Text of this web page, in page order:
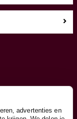
advertenties en